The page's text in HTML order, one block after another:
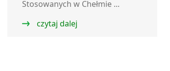
Stosowanych w Chełmie ...
czytaj dalej